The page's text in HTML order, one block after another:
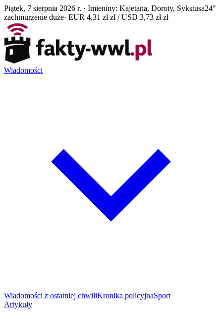
Piątek, 7 sierpnia 2026 r. · Imieniny: Kajetana, Doroty, Sykstusa24°
zachmurzenie duże· EUR 4,31 zł zł / USD 3,73 zł zł
Wiadomości
Wiadomości z ostatniej chwiliKronika policyjnaSport
Artykuły